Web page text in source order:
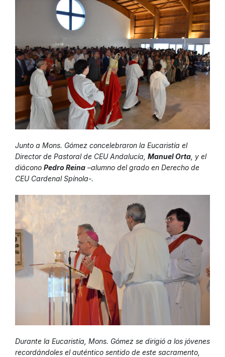
Junto a Mons. Gómez concelebraron la Eucaristía el
Director de Pastoral de CEU Andalucía, Manuel Orta , y el
diácono Pedro Reina –alumno del grado en Derecho de
CEU Cardenal Spínola-.
Durante la Eucaristía, Mons. Gómez se dirigió a los jóvenes
recordándoles el auténtico sentido de este sacramento,